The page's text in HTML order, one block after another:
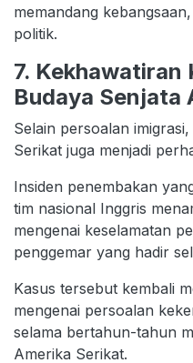
memandang
politik.
7. Kekhawatiran
Budaya Senjata
Selain persoalan
Serikat juga menjadi
Insiden penembakan
tim nasional Inggris
mengenai keselamatan
penggemar yang hadir
Kasus tersebut kembali
mengenai persoalan
selama bertahun-tahun
Amerika Serikat.